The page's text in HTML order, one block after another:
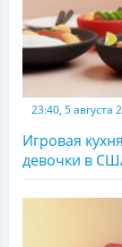
23:40, 5 августа
Игровая
девочки в